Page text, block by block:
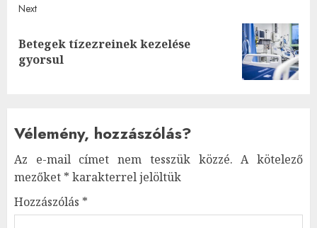
Next
Next
post:
Betegek tízezreinek kezelése
gyorsul
Vélemény, hozzászólás?
Az e-mail címet nem tesszük közzé. A kötelező
mezőket * karakterrel jelöltük
Hozzászólás *